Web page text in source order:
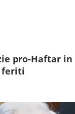
pro-Haftar in
feriti